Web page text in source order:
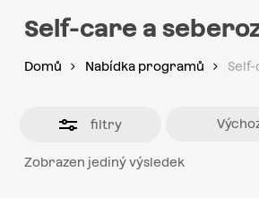
Self-care a
Domů Nabídka programů
filtry
Zobrazen jediný výsledek